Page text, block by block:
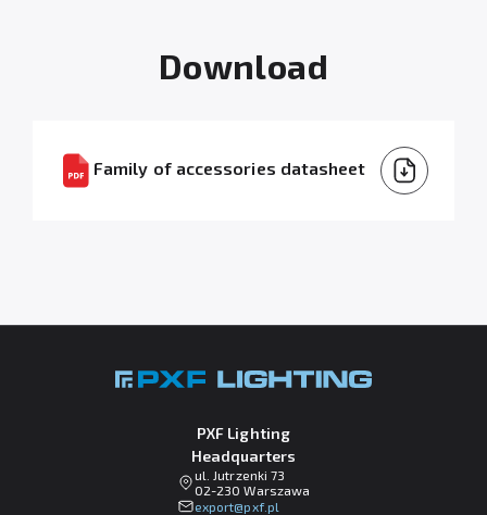
Download
Family of accessories datasheet
PXF Lighting
Headquarters
ul. Jutrzenki 73
02-230 Warszawa
lp.fxp@tropxe